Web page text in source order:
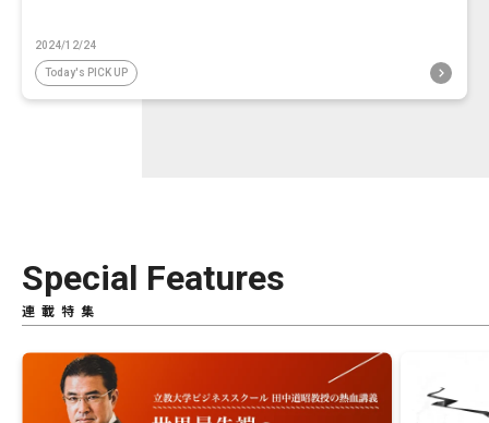
2024/12/24
Today's PICK UP
Special Features
連載特集